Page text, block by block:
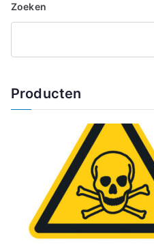
Zoeken
Producten